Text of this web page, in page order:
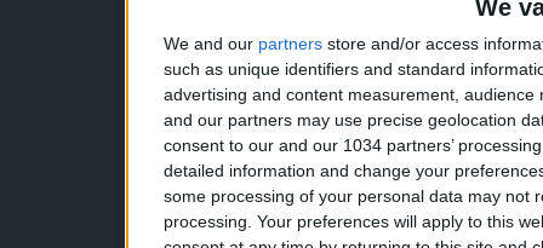
We
We and our partners store and/or access
such as unique identifiers and standard
advertising and content measurement,
and our partners may use precise geolocation
consent to our and our 1034 partners’
detailed information and change your
some processing of your personal data may not
processing. Your preferences will apply to this